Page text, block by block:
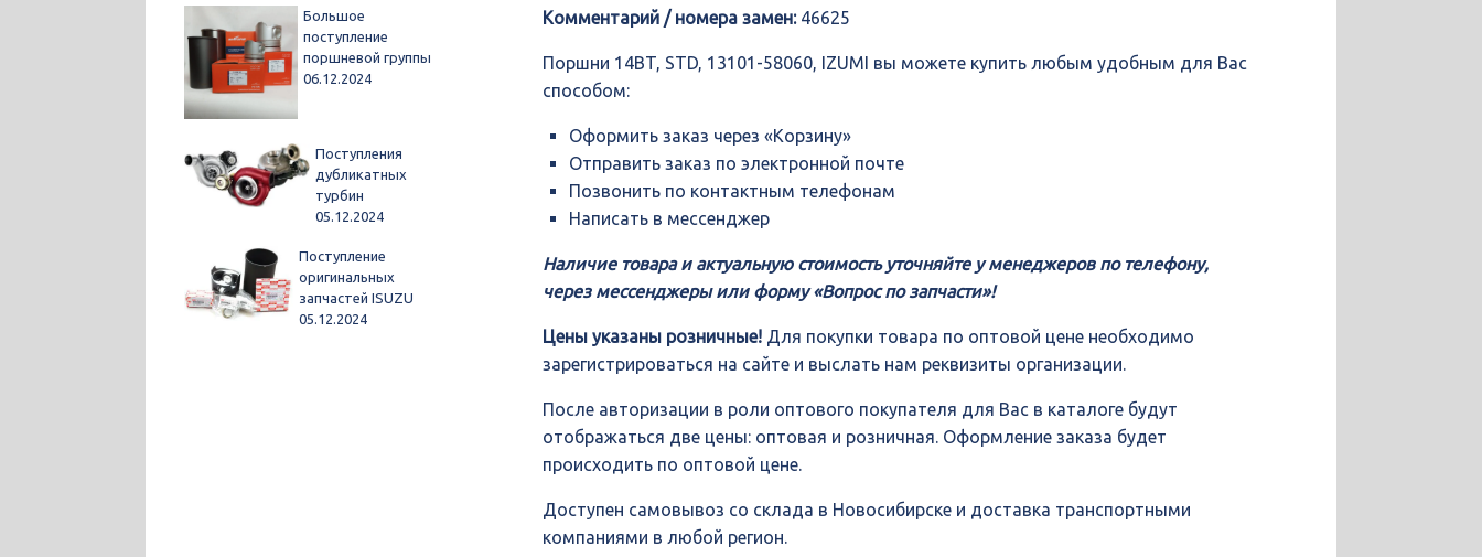
Комментарий / номера замен:46625
Поршни 14BT, STD, 13101-58060, IZUMI вы можете купить любым удобным для Вас
способом:
Оформить заказ через «Корзину»
Отправить заказ по электронной почте
Позвонить по контактным телефонам
Написать в мессенджер
Наличие товара и актуальную стоимость уточняйте у менеджеров по телефону,
через мессенджеры или форму «Вопрос по запчасти»!
Цены указаны розничные! Для покупки товара по оптовой цене необходимо
зарегистрироваться на сайте и выслать нам реквизиты организации.
После авторизации в роли оптового покупателя для Вас в каталоге будут
отображаться две цены: оптовая и розничная. Оформление заказа будет
происходить по оптовой цене.
Доступен самовывоз со склада в Новосибирске и доставка транспортными
компаниями в любой регион.
Большое
поступление
поршневой группы
06.12.2024
Поступления
дубликатных
турбин
05.12.2024
Поступление
оригинальных
запчастей ISUZU
05.12.2024